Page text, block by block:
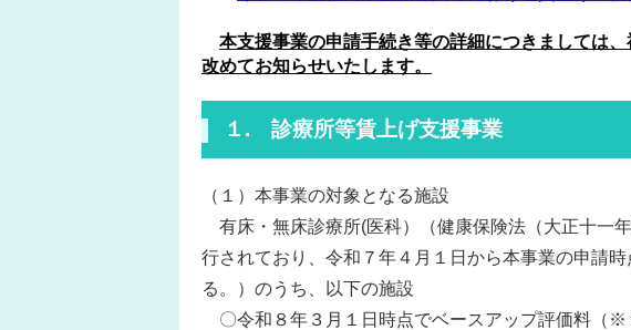
本支援事業の申請手続き等の詳細につきましては
改めてお知らせいたします。
１. 診療所等賃上げ支援事業
（１）本事業の対象となる施設
有床・無床診療所(医科）（健康保険法（大正十一
行されており、令和７年４月１日から本事業の申請
る。）のうち、以下の施設
〇令和８年３月１日時点でベースアップ評価料（※